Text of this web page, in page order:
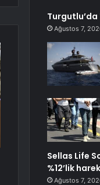
Ağustos 7,
Sellas Life
%12’lik
Ağustos 7,